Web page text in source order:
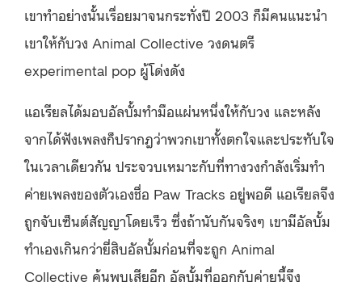
เขาทำอย่างนั้นเรื่อยมาจนกระทั่งปี 2003 ก็มีคนแนะนำ
เขาให้กับวง Animal Collective วงดนตรี
experimental pop ผู้โด่งดัง
แอเรียลได้มอบอัลบั้มทำมือแผ่นหนึ่งให้กับวง และหลัง
จากได้ฟังเพลงก็ปรากฎว่าพวกเขาทั้งตกใจและประทับใจ
ในเวลาเดียวกัน ประจวบเหมาะกับที่ทางวงกำลังเริ่มทำ
ค่ายเพลงของตัวเองชื่อ Paw Tracks อยู่พอดี แอเรียลจึง
ถูกจับเซ็นต์สัญญาโดยเร็ว ซึ่งถ้านับกันจริงๆ เขามีอัลบั้ม
ทำเองเกินกว่ายี่สิบอัลบั้มก่อนที่จะถูก Animal
Collective ค้นพบเสียอีก อัลบั้มที่ออกกับค่ายนี้จึง